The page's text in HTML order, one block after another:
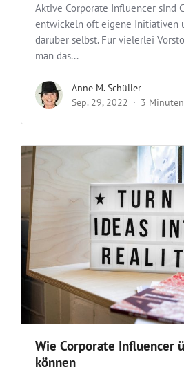
Aktive Corporate Influencer sind
entwickeln oft eigene Initiativen
darüber selbst. Für vielerlei
man das...
Anne M. Schüller
Sep. 29, 2022
3
Wie Corporate Influencer
können